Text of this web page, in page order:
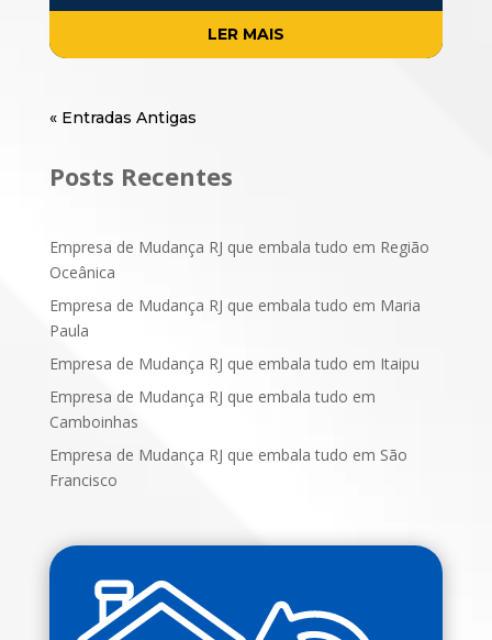
para quem deseja praticidade e segurança
durante todo o processo de mudança.
Separar objetos, de…
LER MAIS
« Entradas Antigas
Posts Recentes
Empresa de Mudança RJ que embala tudo em Região
Oceânica
Empresa de Mudança RJ que embala tudo em Maria
Paula
Empresa de Mudança RJ que embala tudo em Itaipu
Empresa de Mudança RJ que embala tudo em
Camboinhas
Empresa de Mudança RJ que embala tudo em São
Francisco